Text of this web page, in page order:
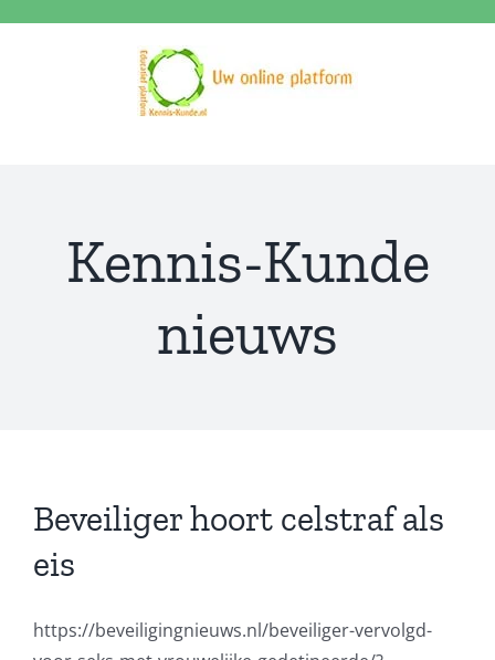
Kennis-Kunde
nieuws
Beveiliger hoort celstraf als
eis
https://beveiligingnieuws.nl/beveiliger-vervolgd-